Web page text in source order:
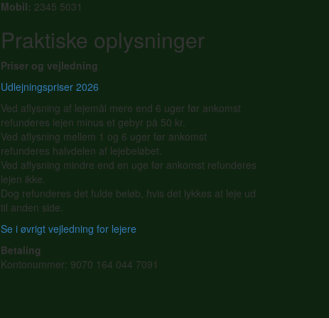
Mobil: 2345 5031
Praktiske oplysninger
Priser og vejledning
Udlejningspriser 2026
Ved aflysning af lejemål mere end 6 uger før ankomst
refunderes lejen minus et gebyr på 50 kr.
Ved aflysning mellem 1 og 6 uger før ankomst
refunderes halvdelen af lejebeløbet.
Ved aflysning mindre end en uge før ankomst refunderes
lejen ikke.
Dog refunderes det fulde beløb, hvis det lykkes at leje ud
til anden side.
Se i øvrigt vejledning for lejere
Betaling
Kontonummer: 9070 164 044 7091